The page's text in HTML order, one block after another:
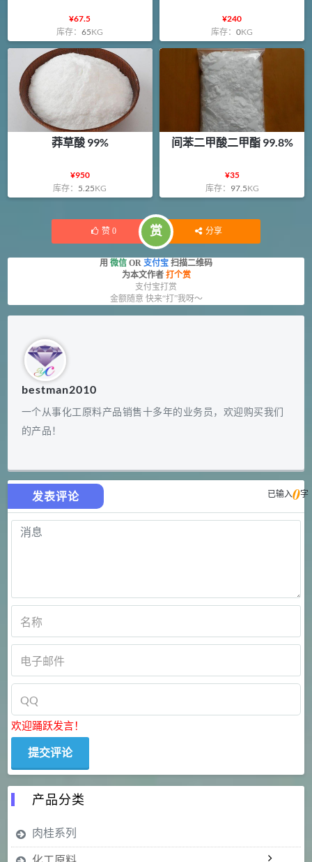
¥67.5
库存：65KG
¥240
库存：0KG
莽草酸 99%
¥950
库存： 5.25KG
间苯二甲酸二甲酯 99.8%
¥35
库存： 97.5KG
赞 0 赏 分享
用 微信 OR 支付宝 扫描二维码
为本文作者 打个赏
支付宝打赏
金额随意 快来“打”我呀～
bestman2010
一个从事化工原料产品销售十多年的业务员，欢迎购买我们
的产品！
发表评论 已输入0字
欢迎踊跃发言！
产品分类
肉桂系列
化工原料